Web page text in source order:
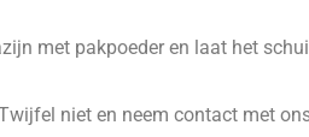
met pakpoeder en laat het
niet en neem contact met